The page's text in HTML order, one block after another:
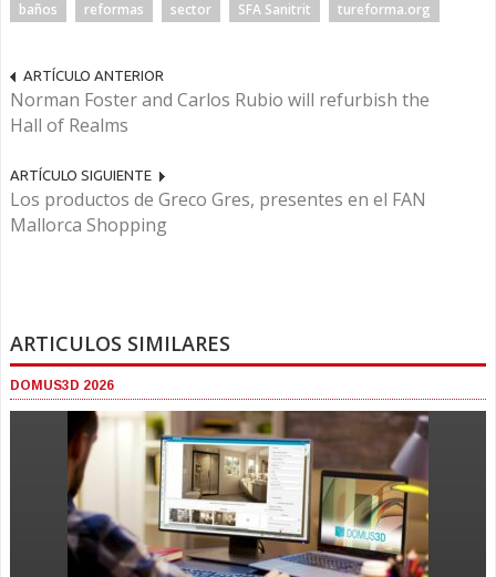
baños reformas sector SFA Sanitrit tureforma.org
ARTÍCULO ANTERIOR
Norman Foster and Carlos Rubio will refurbish the
Hall of Realms
ARTÍCULO SIGUIENTE
Los productos de Greco Gres, presentes en el FAN
Mallorca Shopping
ARTICULOS SIMILARES
DOMUS3D 2026